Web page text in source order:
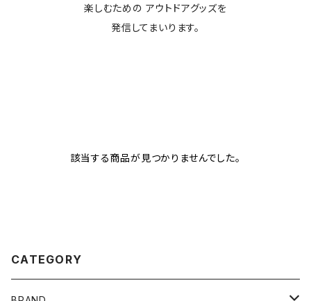
楽しむための アウトドアグッズを
発信してまいります。
該当する商品が見つかりませんでした。
CATEGORY